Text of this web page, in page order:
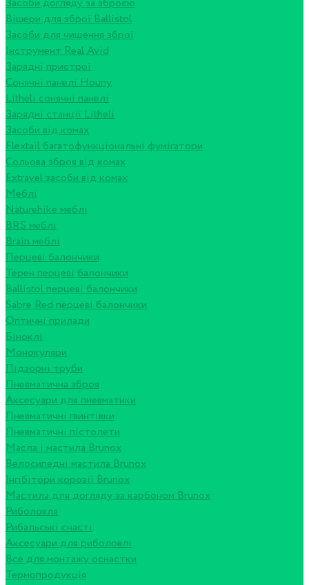
Засоби догляду за зброєю
Вішери для зброї Ballistol
Засоби для чищення зброї
Інструмент Real Avid
Зарядні пристрої
Сонячні панелі Houny
Litheli сонячні панелі
Зарядні станції Litheli
Засоби від комах
Flextail багатофункціональні фумігатори
Сольова зброя від комах
Extravel засоби від комах
Меблі
Naturehike меблі
BRS меблі
Brain меблі
Перцеві балончики
Терен перцеві балончики
Ballistol перцеві балончики
Sabre Red перцеві балончики
Оптичні прилади
Біноклі
Монокуляри
Підзорні труби
Пневматична зброя
Аксесуари для пневматики
Пневматичні гвинтівки
Пневматичні пістолети
Масла і мастила Brunox
Велосипедні мастила Brunox
Інгібітори корозії Brunox
Мастила для догляду за карбоном Brunox
Риболовля
Рибальські снасті
Аксесуари для риболовлі
Все для монтажу оснастки
Термопродукція